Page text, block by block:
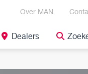
Over MAN
Dealers